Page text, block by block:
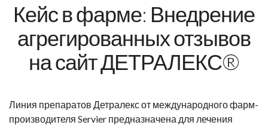
Кейс в фарме: Внедрение
агрегированных отзывов
на сайт ДЕТРАЛЕКС®
Линия препаратов Детралекс от международного фарм-
производителя Servier предназначена для лечения